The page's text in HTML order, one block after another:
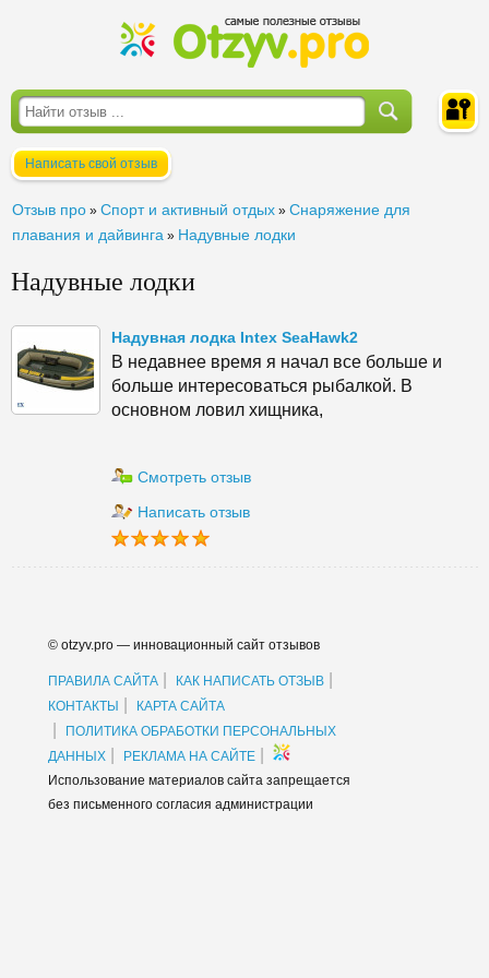
Написать свой отзыв
Отзыв про » Спорт и активный отдых » Снаряжение для
плавания и дайвинга » Надувные лодки
Надувные лодки
Надувная лодка Intex SeaHawk2
В недавнее время я начал все больше и
больше интересоваться рыбалкой. В
основном ловил хищника,
Смотреть отзыв
Написать отзыв
© otzyv.pro — инновационный сайт отзывов
ПРАВИЛА САЙТА КАК НАПИСАТЬ ОТЗЫВ
КОНТАКТЫ КАРТА САЙТА
ПОЛИТИКА ОБРАБОТКИ ПЕРСОНАЛЬНЫХ
ДАННЫХ
РЕКЛАМА НА САЙТЕ
Использование материалов сайта запрещается
без письменного согласия администрации